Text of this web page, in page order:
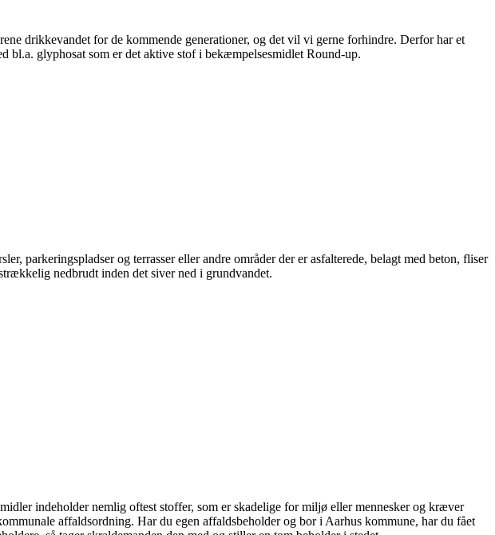
drikkevandet for de kommende generationer, og det vil vi gerne forhindre. Derfor har et
bl.a. glyphosat som er det aktive stof i bekæmpelsesmidlet Round-up.
parkeringspladser og terrasser eller andre områder der er asfalterede, belagt med beton, fliser
nedbrudt inden det siver ned i grundvandet.
indeholder nemlig oftest stoffer, som er skadelige for miljø eller mennesker og kræver
affaldsordning. Har du egen affaldsbeholder og bor i Aarhus kommune, har du fået